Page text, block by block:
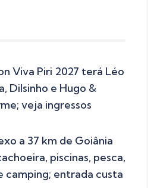
Viva Piri 2027 terá Léo
Dilsinho e Hugo &
veja ingressos
a 37 km de Goiânia
piscinas, pesca,
camping; entrada custa